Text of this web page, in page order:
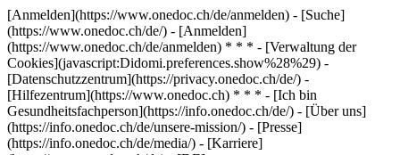
[Anmelden](https://www.onedoc.ch/de/anmelden) - [Suche]
(https://www.onedoc.ch/de/) - [Anmelden]
(https://www.onedoc.ch/de/anmelden) * * * - [Verwaltung der
Cookies](javascript:Didomi.preferences.show%28%29) -
[Datenschutzzentrum](https://privacy.onedoc.ch/de/) -
[Hilfezentrum](https://www.onedoc.ch) * * * - [Ich bin
Gesundheitsfachperson](https://info.onedoc.ch/de/) - [Über uns]
(https://info.onedoc.ch/de/unsere-mission/) - [Presse]
(https://info.onedoc.ch/de/media/) - [Karriere]